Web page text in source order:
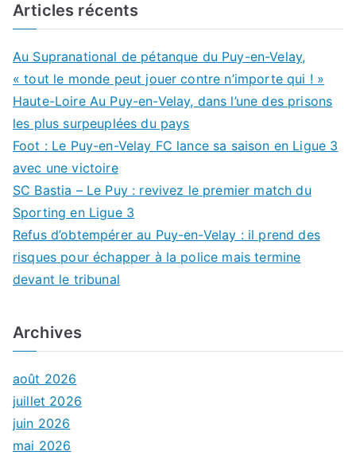
Articles récents
Au Supranational de pétanque du Puy-en-Velay,
« tout le monde peut jouer contre n’importe qui ! »
Haute-Loire Au Puy-en-Velay, dans l’une des prisons
les plus surpeuplées du pays
Foot : Le Puy-en-Velay FC lance sa saison en Ligue 3
avec une victoire
SC Bastia – Le Puy : revivez le premier match du
Sporting en Ligue 3
Refus d’obtempérer au Puy-en-Velay : il prend des
risques pour échapper à la police mais termine
devant le tribunal
Archives
août 2026
juillet 2026
juin 2026
mai 2026